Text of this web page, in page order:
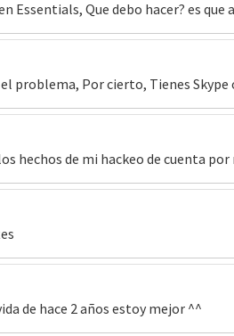
Essentials, Que debo hacer? es
problema, Por cierto, Tienes Skype
hechos de mi hackeo de cuenta por
de hace 2 años estoy mejor ^^